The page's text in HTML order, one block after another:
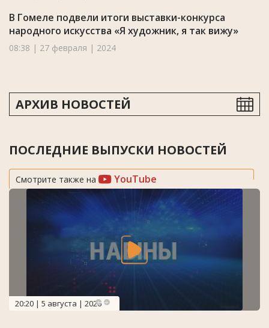
В Гомеле подвели итоги выставки-конкурса
народного искусства «Я художник, я так вижу»
08:38 | 27 февраля | 2024
АРХИВ НОВОСТЕЙ
ПОСЛЕДНИЕ ВЫПУСКИ НОВОСТЕЙ
Смотрите также на YouTube
20:20 | 5 августа | 2026